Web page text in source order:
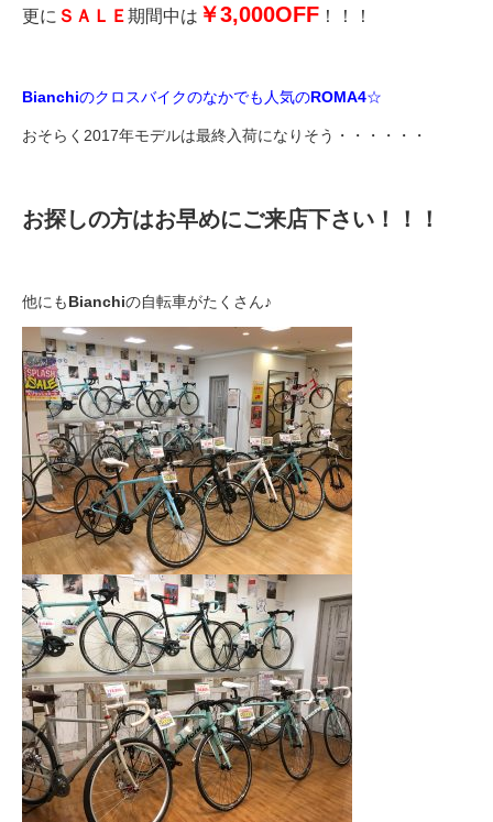
その他
お問い合わせ
更に ＳＡＬＥ期間中は ￥3,000OFF ！！！
Bianchiのクロスバイクのなかでも人気のROMA4☆
おそらく2017年モデルは最終入荷になりそう・・・・・・
お探しの方はお早めにご来店下さい！！！
他にもBianchiの自転車がたくさん♪